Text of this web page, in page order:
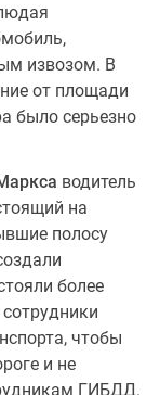
извозом. В
от площади
было серьезно
водитель
на
полосу
более
чтобы
и не
ГИБДД.